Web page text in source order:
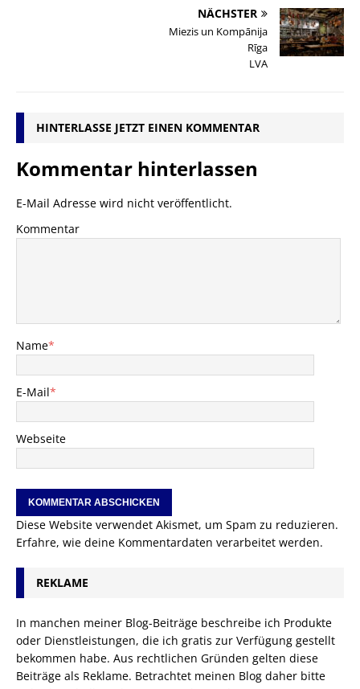
NÄCHSTER
Miezis un Kompānija
Rīga
LVA
HINTERLASSE JETZT EINEN KOMMENTAR
Kommentar hinterlassen
E-Mail Adresse wird nicht veröffentlicht.
Kommentar
Name*
E-Mail*
Webseite
Diese Website verwendet Akismet, um Spam zu reduzieren.
Erfahre, wie deine Kommentardaten verarbeitet werden.
REKLAME
In manchen meiner Blog-Beiträge beschreibe ich Produkte
oder Dienstleistungen, die ich gratis zur Verfügung gestellt
bekommen habe. Aus rechtlichen Gründen gelten diese
Beiträge als Reklame. Betrachtet meinen Blog daher bitte